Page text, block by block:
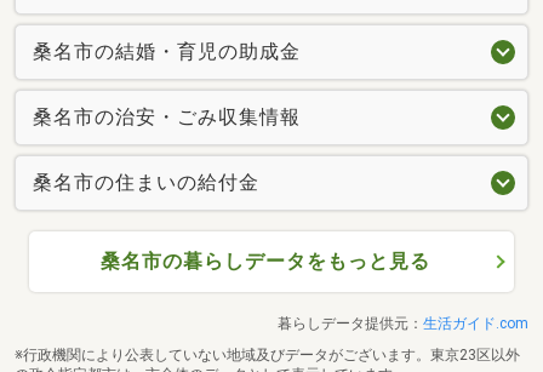
桑名市の結婚・育児の助成金
桑名市の治安・ごみ収集情報
桑名市の住まいの給付金
桑名市の暮らしデータをもっと見る
暮らしデータ提供元： 生活ガイド.com
※行政機関により公表していない地域及びデータがございます。東京23区以外